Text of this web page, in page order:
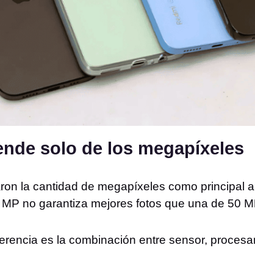
solo de los megapíxeles
la cantidad de megapíxeles como principal
no garantiza mejores fotos que una de 50
es la combinación entre sensor,